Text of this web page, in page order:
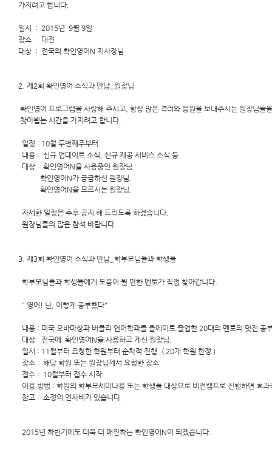
가지려고 합니다.
일시 : 2015년 9월 9일
장소 : 대전
대상 : 전국의 확인영어N 지사장님
2. 제2회 확인영어 소식과 만남_원장님
확인영어 프로그램을 사랑해 주시고, 항상 많은 격려와 응원을 보내주시는 원장님들을
찾아뵙는 시간을 가지려고 합니다.
일정 : 10월 두번째주부터
내용 : 신규 업데이트 소식, 신규 제공 서비스 소식 등
대상 : 확인영어N을 사용중인 원장님.
확인영어N가 궁금하신 원장님.
확인영어N을 모르시는 원장님.
자세한 일정은 추후 공지 해 드리도록 하겠습니다.
원장님들의 많은 참석 바랍니다.
3. 제3회 확인영어 소식과 만남_학부모님들과 학생들
학부모님들과 학생들에게 도움이 될 만한 멘토가 직접 찾아갑니다.
" 영어! 난, 이렇게 공부했다"
내용 : 미국 오바마상과 버클리 언어학과를 올에이로 졸업한 20대의 멘토의 멋진 공
대상 : 전국에 확인영어N을 사용하고 계신 원장님.
일시 : 11월부터 요청한 학원부터 순차적 진행. ( 20개 학원 한정 )
장소 : 해당 학원 또는 원장님께서 요청한 장소
접수 : 10월부터 접수 시작
이용 방법 : 학원의 학부모세미나용 또는 학생들 대상으로 비전캠프로 진행하면 효과
참고 : 소정의 연사비가 있습니다.
2015년 하반기에도 더욱 더 매진하는 확인영어N이 되겠습니다.